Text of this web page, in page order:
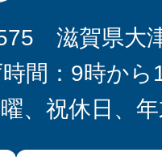
滋賀県大
時間：9時から
曜、祝休日、